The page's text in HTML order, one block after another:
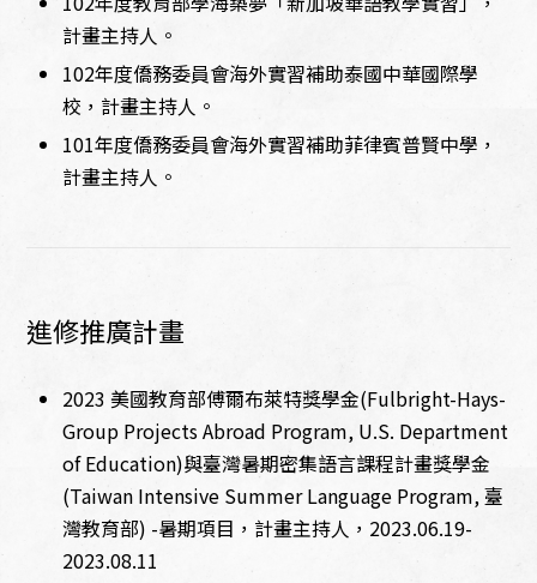
計畫主持人。
102年度僑務委員會海外實習補助泰國中華國際學
校，計畫主持人。
101年度僑務委員會海外實習補助菲律賓普賢中學，
計畫主持人。
進修推廣計畫
2023 美國教育部傅爾布萊特獎學金(Fulbright-Hays-
Group Projects Abroad Program, U.S. Department
of Education)與臺灣暑期密集語言課程計畫獎學金
(Taiwan Intensive Summer Language Program, 臺
灣教育部) -暑期項目，計畫主持人，2023.06.19-
2023.08.11